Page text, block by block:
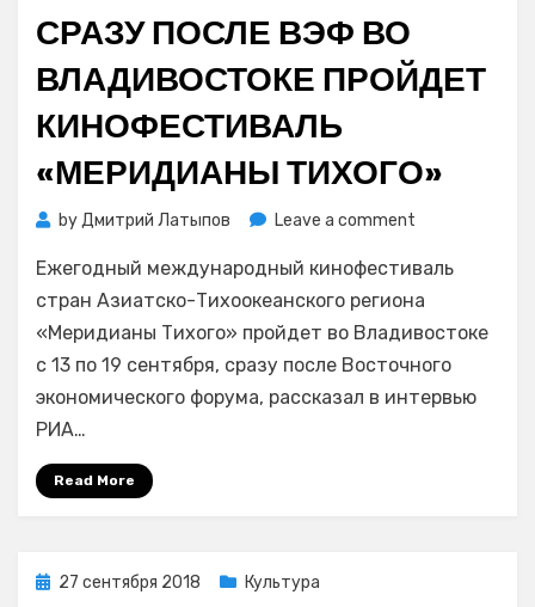
СРАЗУ ПОСЛЕ ВЭФ ВО
ВЛАДИВОСТОКЕ ПРОЙДЕТ
КИНОФЕСТИВАЛЬ
«МЕРИДИАНЫ ТИХОГО»
byДмитрий Латыпов Leave a comment
после
ВЭФ
во
пройдет
Ежегодный международный кинофестиваль
стран Азиатско-Тихоокеанского региона
«Меридианы Тихого» пройдет во Владивостоке
с 13 по 19 сентября, сразу после Восточного
экономического форума, рассказал в интервью
РИА…
Read More
Posted
27 сентября 2018 Культура